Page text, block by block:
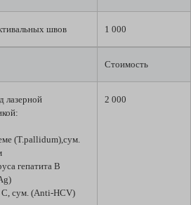
швов 1 000
Стоимость
лазерной
(T.pallidum),сум.
гепатита В
С, сум. (Anti-HCV)
2 000